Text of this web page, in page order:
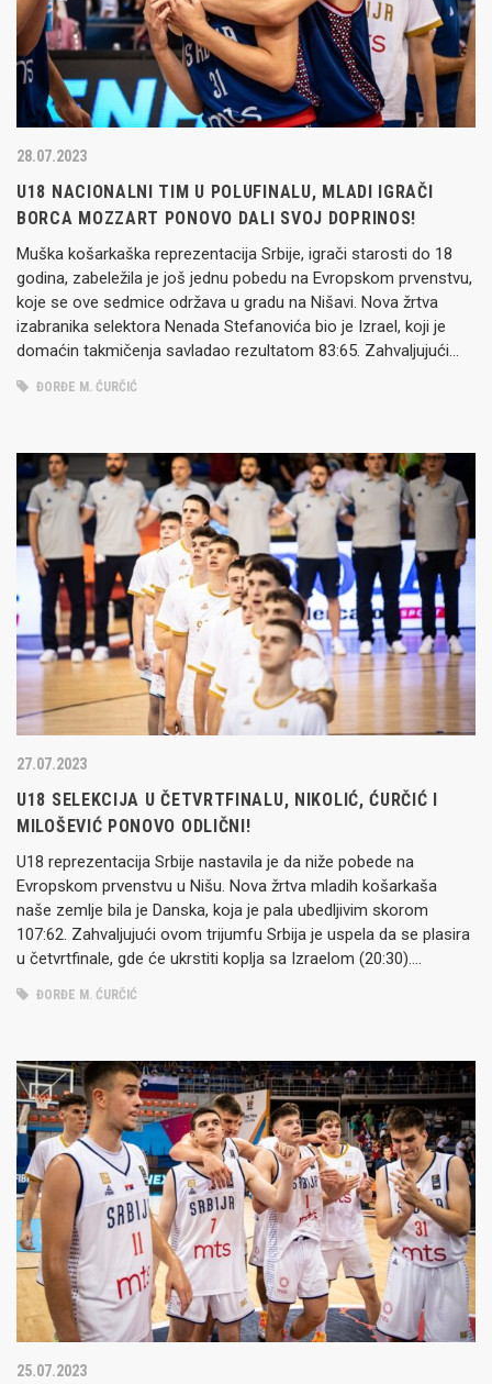
28.07.2023
U18 NACIONALNI TIM U POLUFINALU, MLADI IGRAČI
BORCA MOZZART PONOVO DALI SVOJ DOPRINOS!
Muška košarkaška reprezentacija Srbije, igrači starosti do 18
godina, zabeležila je još jednu pobedu na Evropskom prvenstvu,
koje se ove sedmice održava u gradu na Nišavi. Nova žrtva
izabranika selektora Nenada Stefanovića bio je Izrael, koji je
domaćin takmičenja savladao rezultatom 83:65. Zahvaljujući
ovom pozitivnom skoru U18 tim je zakazao polufinalni duel, gde
će imati…
ĐORĐE M. ĆURČIĆ
27.07.2023
U18 SELEKCIJA U ČETVRTFINALU, NIKOLIĆ, ĆURČIĆ I
MILOŠEVIĆ PONOVO ODLIČNI!
U18 reprezentacija Srbije nastavila je da niže pobede na
Evropskom prvenstvu u Nišu. Nova žrtva mladih košarkaša
naše zemlje bila je Danska, koja je pala ubedljivim skorom
107:62. Zahvaljujući ovom trijumfu Srbija je uspela da se plasira
u četvrtfinale, gde će ukrstiti koplja sa Izraelom (20:30).
Posebnu pažnju ljudi u gradu na Moravi privlači podatak…
ĐORĐE M. ĆURČIĆ
25.07.2023